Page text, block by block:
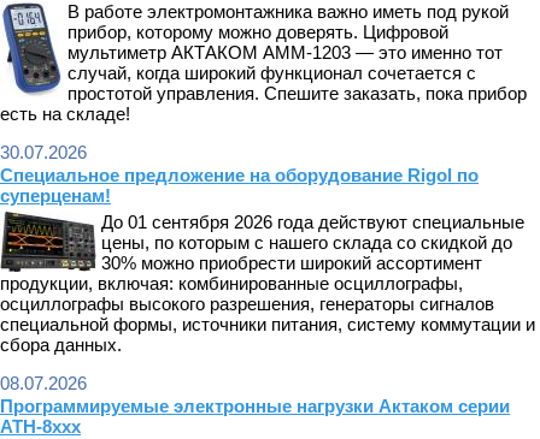
В работе электромонтажника важно иметь под рукой
прибор, которому можно доверять. Цифровой
мультиметр АКТАКОМ АММ-1203 — это именно тот
случай, когда широкий функционал сочетается с
простотой управления. Спешите заказать, пока прибор
есть на складе!
30.07.2026
Cпециальное предложение на оборудование Rigol по
суперценам!
До 01 сентября 2026 года действуют специальные
цены, по которым с нашего склада со скидкой до
30% можно приобрести широкий ассортимент
продукции, включая: комбинированные осциллографы,
осциллографы высокого разрешения, генераторы сигналов
специальной формы, источники питания, систему коммутации и
сбора данных.
08.07.2026
Программируемые электронные нагрузки Актаком серии
АТН-8ххх